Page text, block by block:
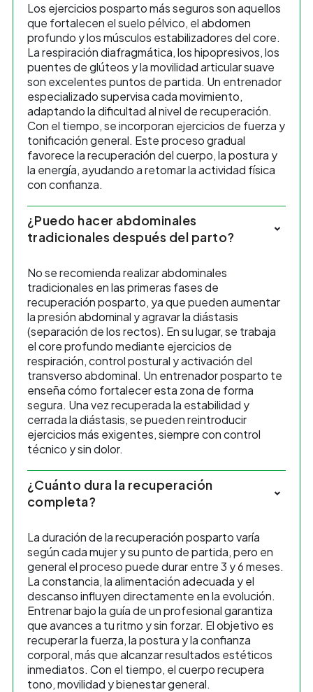
Los ejercicios posparto más seguros son aquellos
que fortalecen el suelo pélvico, el abdomen
profundo y los músculos estabilizadores del core.
La respiración diafragmática, los hipopresivos, los
puentes de glúteos y la movilidad articular suave
son excelentes puntos de partida. Un entrenador
especializado supervisa cada movimiento,
adaptando la dificultad al nivel de recuperación.
Con el tiempo, se incorporan ejercicios de fuerza y
tonificación general. Este proceso gradual
favorece la recuperación del cuerpo, la postura y
la energía, ayudando a retomar la actividad física
con confianza.
¿Puedo hacer abdominales
tradicionales después del parto?
No se recomienda realizar abdominales
tradicionales en las primeras fases de
recuperación posparto, ya que pueden aumentar
la presión abdominal y agravar la diástasis
(separación de los rectos). En su lugar, se trabaja
el core profundo mediante ejercicios de
respiración, control postural y activación del
transverso abdominal. Un entrenador posparto te
enseña cómo fortalecer esta zona de forma
segura. Una vez recuperada la estabilidad y
cerrada la diástasis, se pueden reintroducir
ejercicios más exigentes, siempre con control
técnico y sin dolor.
¿Cuánto dura la recuperación
completa?
La duración de la recuperación posparto varía
según cada mujer y su punto de partida, pero en
general el proceso puede durar entre 3 y 6 meses.
La constancia, la alimentación adecuada y el
descanso influyen directamente en la evolución.
Entrenar bajo la guía de un profesional garantiza
que avances a tu ritmo y sin forzar. El objetivo es
recuperar la fuerza, la postura y la confianza
corporal, más que alcanzar resultados estéticos
inmediatos. Con el tiempo, el cuerpo recupera
tono, movilidad y bienestar general.